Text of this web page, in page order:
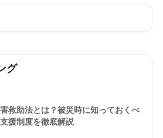
グ
救助法とは？被災時に知っておくべ
援制度を徹底解説